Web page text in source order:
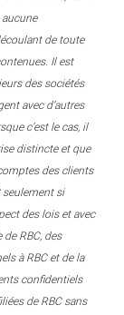
de toute
Il est
des sociétés
avec d’autres
c’est le cas, il
distincte et que
des clients
seulement si
des lois et avec
RBC, des
à RBC et de la
confidentiels
de RBC sans